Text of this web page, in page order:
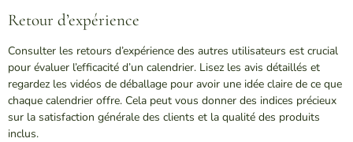
Retour d’expérience
Consulter les retours d’expérience des autres utilisateurs est crucial
pour évaluer l’efficacité d’un calendrier. Lisez les avis détaillés et
regardez les vidéos de déballage pour avoir une idée claire de ce que
chaque calendrier offre. Cela peut vous donner des indices précieux
sur la satisfaction générale des clients et la qualité des produits
inclus.